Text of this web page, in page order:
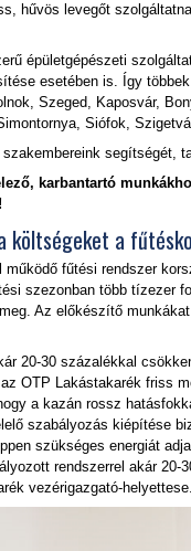
hűvös levegőt
épületgépészeti
esetében is. Így
Szeged, Kaposvár,
Siófok,
segítségét,
karbantartó
költségeket a
fűtési rendszer
szezonban több tízezer
Az előkészítő
20-30 százalékkal
OTP Lakástakarék friss
a kazán rossz
szabályozás kiépítése
szükséges energiát
rendszerrel akár
vezérigazgató-